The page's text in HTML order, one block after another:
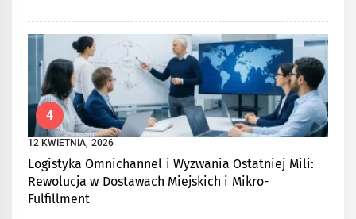
4
12 KWIETNIA, 2026
Logistyka Omnichannel i Wyzwania Ostatniej Mili:
Rewolucja w Dostawach Miejskich i Mikro-
Fulfillment